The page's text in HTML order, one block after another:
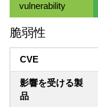
vulnerability
脆弱性
CVE
影響を受ける製
品